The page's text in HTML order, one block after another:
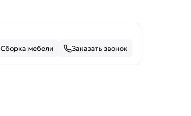
Сборка мебели Заказать звонок